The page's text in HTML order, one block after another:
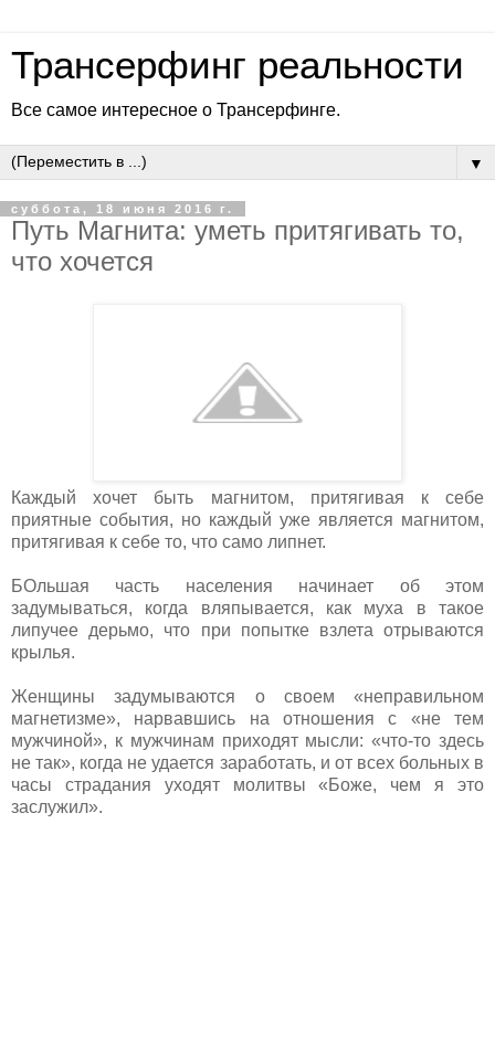
Трансерфинг реальности
Все самое интересное о Трансерфинге.
▼
суббота, 18 июня 2016 г.
Путь Магнита: уметь притягивать то,
что хочется
Каждый хочет быть магнитом, притягивая к себе
приятные события, но каждый уже является магнитом,
притягивая к себе то, что само липнет.
БОльшая часть населения начинает об этом
задумываться, когда вляпывается, как муха в такое
липучее дерьмо, что при попытке взлета отрываются
крылья.
Женщины задумываются о своем «неправильном
магнетизме», нарвавшись на отношения с «не тем
мужчиной», к мужчинам приходят мысли: «что-то здесь
не так», когда не удается заработать, и от всех больных в
часы страдания уходят молитвы «Боже, чем я это
заслужил».